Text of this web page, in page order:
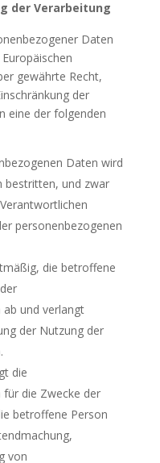
der Verarbeitung
Daten
gewährte Recht,
der
eine der folgenden
Daten wird
bestritten, und zwar
personenbezogenen
die betroffene
und verlangt
der Nutzung der
die
die Zwecke der
betroffene Person
von